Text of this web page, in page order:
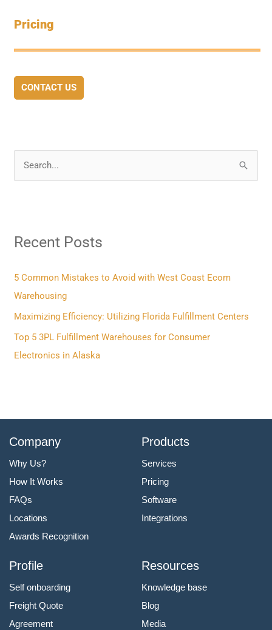
Pricing
CONTACT US
c
f
o
r
:
Recent Posts
5 Common Mistakes to Avoid with West Coast Ecom
Warehousing
Maximizing Efficiency: Utilizing Florida Fulfillment Centers
Top 5 3PL Fulfillment Warehouses for Consumer
Electronics in Alaska
Company
Why Us?
How It Works
FAQs
Locations
Awards Recognition
Products
Services
Pricing
Software
Integrations
Profile
Self onboarding
Freight Quote
Agreement
Resources
Knowledge base
Blog
Media